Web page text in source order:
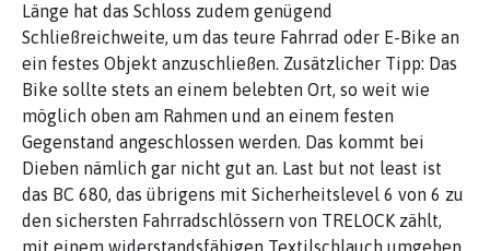
Länge hat das Schloss zudem genügend
Schließreichweite, um das teure Fahrrad oder E-Bike an
ein festes Objekt anzuschließen. Zusätzlicher Tipp: Das
Bike sollte stets an einem belebten Ort, so weit wie
möglich oben am Rahmen und an einem festen
Gegenstand angeschlossen werden. Das kommt bei
Dieben nämlich gar nicht gut an. Last but not least ist
das BC 680, das übrigens mit Sicherheitslevel 6 von 6 zu
den sichersten Fahrradschlössern von TRELOCK zählt,
mit einem widerstandsfähigen Textilschlauch umgeben.